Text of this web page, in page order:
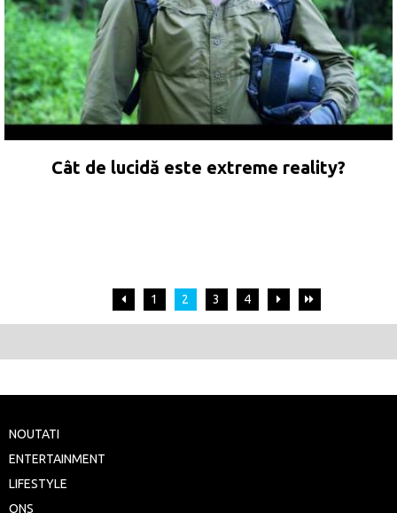
Cât de lucidă este extreme reality?
1 2 3 4
NOUTATI
ENTERTAINMENT
LIFESTYLE
ONS